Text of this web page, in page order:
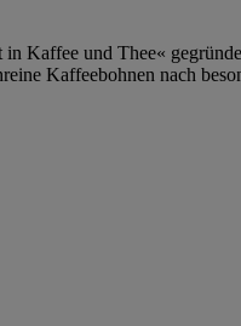
Kaffee und Thee«
Kaffeebohnen nach